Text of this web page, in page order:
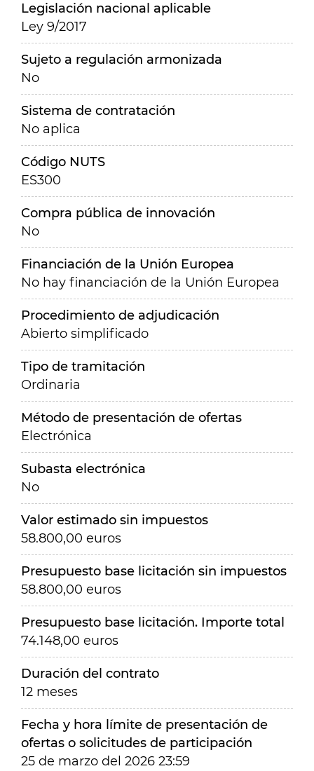
Legislación nacional aplicable
Ley 9/2017
Sujeto a regulación armonizada
No
Sistema de contratación
No aplica
Código NUTS
ES300
Compra pública de innovación
No
Financiación de la Unión Europea
No hay financiación de la Unión Europea
Procedimiento de adjudicación
Abierto simplificado
Tipo de tramitación
Ordinaria
Método de presentación de ofertas
Electrónica
Subasta electrónica
No
Valor estimado sin impuestos
58.800,00 euros
Presupuesto base licitación sin impuestos
58.800,00 euros
Presupuesto base licitación. Importe total
74.148,00 euros
Duración del contrato
12 meses
Fecha y hora límite de presentación de
ofertas o solicitudes de participación
25 de marzo del 2026 23:59